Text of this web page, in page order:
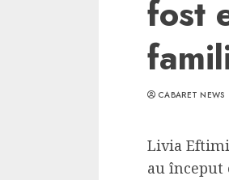
fost
CABARET NEWS
Livia
au început